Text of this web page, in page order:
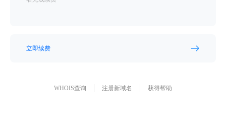
立即续费
WHOIS查询 注册新域名 获得帮助